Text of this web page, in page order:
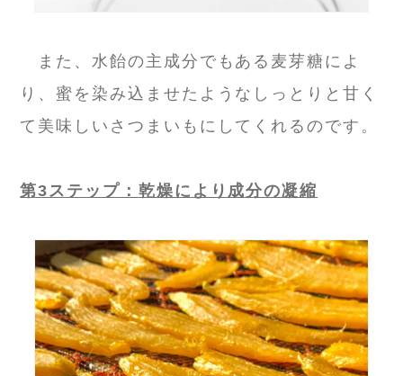
また、水飴の主成分でもある麦芽糖によ
り、蜜を染み込ませたようなしっとりと甘く
て美味しいさつまいもにしてくれるのです。
第3ステップ：乾燥により成分の凝縮